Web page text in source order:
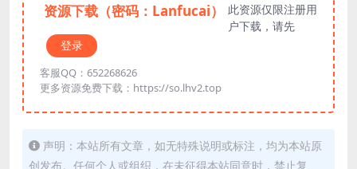
资源下载（密码：Lanfucai）
此资源仅限注册用
户下载，请先
登录
客服QQ：652268626
更多资源免费下载：https://so.lhv2.top
声明：本站所有文章，如无特殊说明或标注，均为本站原
创发布。任何个人或组织，在未征得本站同意时，禁止复